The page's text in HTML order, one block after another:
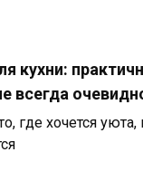
кухни:
всегда
где хочется уюта,